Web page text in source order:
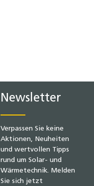
Newsletter
Verpassen Sie keine
Aktionen, Neuheiten
und wertvollen Tipps
rund um Solar- und
Wärmetechnik. Melden
Sie sich jetzt